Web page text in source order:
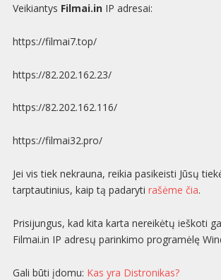
Veikiantys Filmai.inIP adresai:
https://filmai7.top/
https://82.202.162.23/
https://82.202.162.116/
https://filmai32.pro/
Jei vis tiek nekrauna, reikia pasikeisti Jūsų
tarptautinius, kaip tą padaryti rašėme čia.
Prisijungus, kad kita karta nereikėtų ieškoti
Filmai.in IP adresų parinkimo programėlę
Gali būti įdomu: Kas yra Distronikas?